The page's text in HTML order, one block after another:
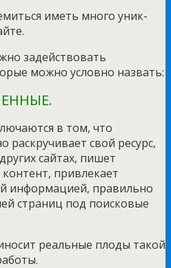
иметь много уник-
задействовать
можно условно назвать:
в том, что
раскручивает свой ресурс,
сайтах, пишет
привлекает
информацией, правильно
страниц под поисковые
реальные плоды такой